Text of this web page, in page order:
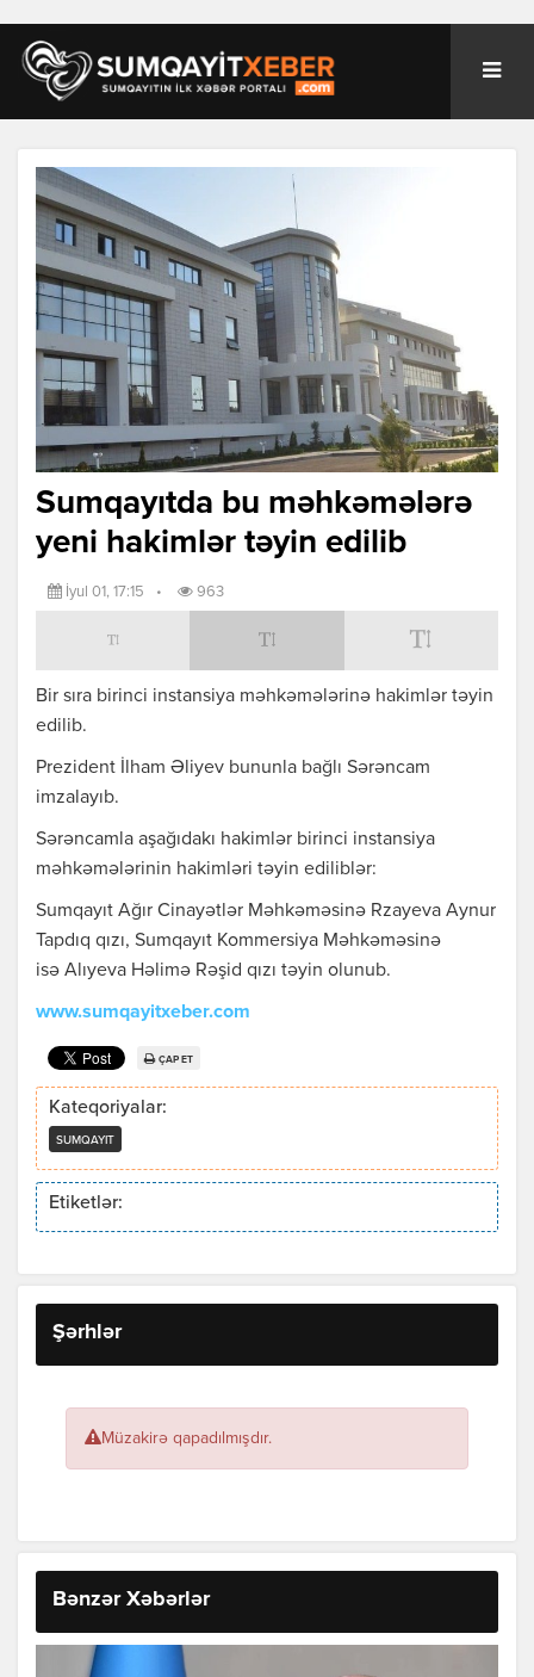
Sumqayıtda bu məhkəmələrə
yeni hakimlər təyin edilib
İyul 01, 17:15 • 963
Bir sıra birinci instansiya məhkəmələrinə hakimlər təyin
edilib.
Prezident İlham Əliyev bununla bağlı Sərəncam
imzalayıb.
Sərəncamla aşağıdakı hakimlər birinci instansiya
məhkəmələrinin hakimləri təyin ediliblər:
Sumqayıt Ağır Cinayətlər Məhkəməsinə Rzayeva Aynur
Tapdıq qızı, Sumqayıt Kommersiya Məhkəməsinə
isə Alıyeva Həlimə Rəşid qızı təyin olunub.
www.sumqayitxeber.com
ÇAP ET
Kateqoriyalar:
SUMQAYIT
Etiketlər:
Şərhlər
Müzakirə qapadılmışdır.
Bənzər Xəbərlər